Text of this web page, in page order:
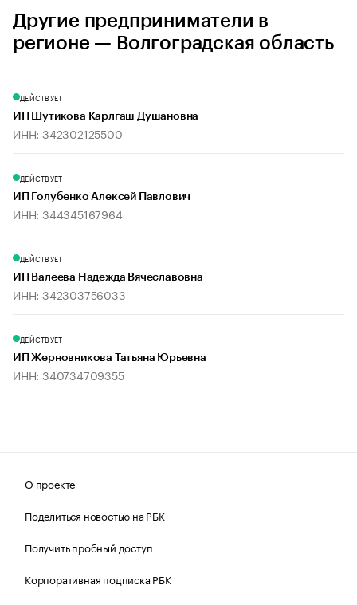
Другие предприниматели в
регионе — Волгоградская область
ДЕЙСТВУЕТ
ИП Шутикова Карлгаш Душановна
ИНН: 342302125500
ДЕЙСТВУЕТ
ИП Голубенко Алексей Павлович
ИНН: 344345167964
ДЕЙСТВУЕТ
ИП Валеева Надежда Вячеславовна
ИНН: 342303756033
ДЕЙСТВУЕТ
ИП Жерновникова Татьяна Юрьевна
ИНН: 340734709355
О проекте
Поделиться новостью на РБК
Получить пробный доступ
Корпоративная подписка РБК